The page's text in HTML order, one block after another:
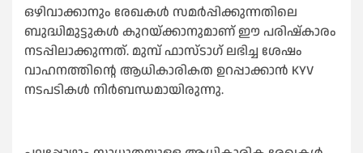
ഒഴിവാക്കാനും രേഖകള്‍ സമര്‍പ്പിക്കുന്നതിലെ
ബുദ്ധിമുട്ടുകള്‍ കുറയ്ക്കാനുമാണ് ഈ പരിഷ്‌കാരം
നടപ്പിലാക്കുന്നത്. മുമ്പ് ഫാസ്ടാഗ് ലഭിച്ച ശേഷം
വാഹനത്തിന്റെ ആധികാരികത ഉറപ്പാക്കാന്‍ KYV
നടപടികള്‍ നിര്‍ബന്ധമായിരുന്നു.